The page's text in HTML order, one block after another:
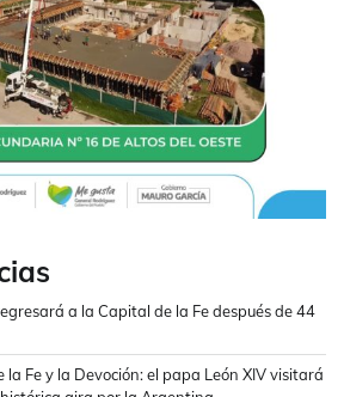
a la Capital de la Fe después de 44
la Fe y la Devoción: el papa León XIV visitará